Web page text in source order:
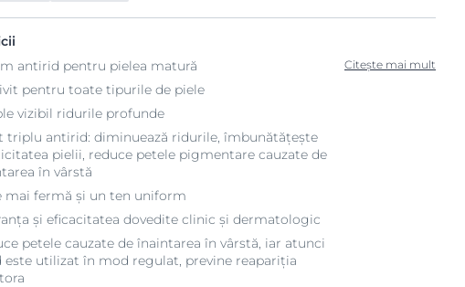
antirid pentru pielea matură
pentru toate tipurile de piele
vizibil ridurile profunde
triplu antirid: diminuează ridurile, îmbunătățește
pielii, reduce petele pigmentare cauzate de
în vârstă
mai fermă și un ten uniform
și eficacitatea dovedite clinic și dermatologic
petele cauzate de înaintarea în vârstă, iar atunci
este utilizat în mod regulat, previne reapariția
Citește mai mult